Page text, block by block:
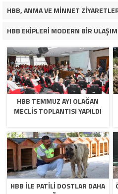
HBB, ANMA VE MİNNET
HBB EKİPLERİ MODERN BİR
HBB TEMMUZ AYI OLAĞAN
MECLİS TOPLANTISI YAPILDI
HBB İLE PATİLİ DOSTLAR DAHA